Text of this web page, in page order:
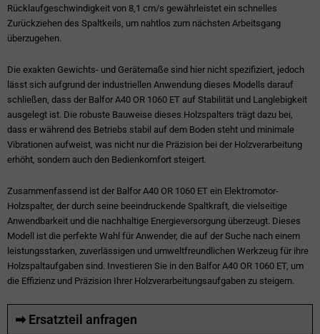
Rücklaufgeschwindigkeit von 8,1 cm/s gewährleistet ein schnelles
Zurückziehen des Spaltkeils, um nahtlos zum nächsten Arbeitsgang
überzugehen.
Die exakten Gewichts- und Gerätemaße sind hier nicht spezifiziert, jedoch
lässt sich aufgrund der industriellen Anwendung dieses Modells darauf
schließen, dass der Balfor A40 OR 1060 ET auf Stabilität und Langlebigkeit
ausgelegt ist. Die robuste Bauweise dieses Holzspalters trägt dazu bei,
dass er während des Betriebs stabil auf dem Boden steht und minimale
Vibrationen aufweist, was nicht nur die Präzision bei der Holzverarbeitung
erhöht, sondern auch den Bedienkomfort steigert.
Zusammenfassend ist der Balfor A40 OR 1060 ET ein Elektromotor-
Holzspalter, der durch seine beeindruckende Spaltkraft, die vielseitige
Anwendbarkeit und die nachhaltige Energieversorgung überzeugt. Dieses
Modell ist die perfekte Wahl für Anwender, die auf der Suche nach einem
leistungsstarken, zuverlässigen und umweltfreundlichen Werkzeug für ihre
Holzspaltaufgaben sind. Investieren Sie in den Balfor A40 OR 1060 ET, um
die Effizienz und Präzision Ihrer Holzverarbeitungsaufgaben zu steigern.
➡ Ersatzteil anfragen